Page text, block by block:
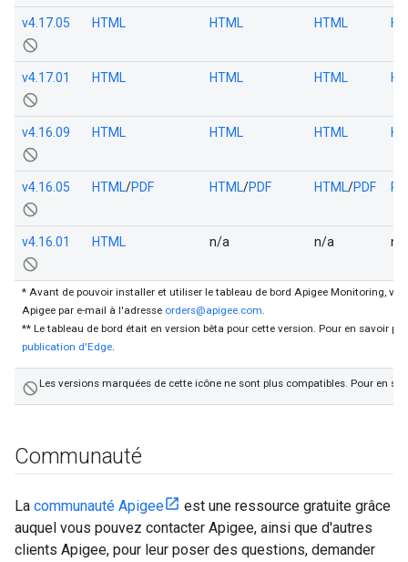
v4.17.05
not_interested
HTML HTML HTML
v4.17.01
not_interested
HTML HTML HTML
v4.16.09
not_interested
HTML HTML HTML
v4.16.05
not_interested
HTML/PDF HTML/PDF HTML/PDF
v4.16.01
not_interested
HTML n/a n/a n/
* Avant de pouvoir installer et utiliser le tableau de bord Apigee Monitoring,
Apigee par e-mail à l'adresse orders@apigee.com.
** Le tableau de bord était en version bêta pour cette version. Pour en savoir
publication d'Edge.
not_interestedLes versions marquées de cette icône ne sont plus compatibles. Pour en
Communauté
La communauté Apigee
est une ressource gratuite grâce
auquel vous pouvez contacter Apigee, ainsi que d'autres
clients Apigee, pour leur poser des questions, demander